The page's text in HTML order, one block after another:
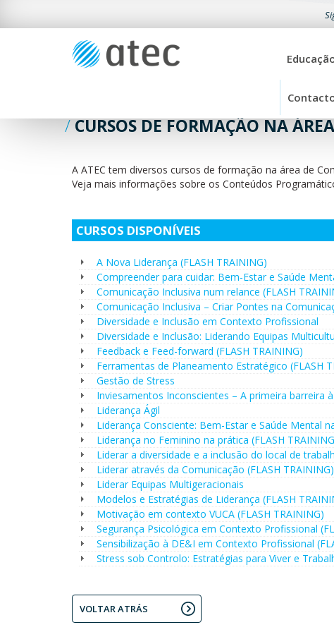
CURSOS DE FORMAÇÃO NA
A ATEC tem diversos cursos de formação na área de
Veja mais informações sobre os Conteúdos
CURSOS DISPONÍVEIS
A Nova Liderança (FLASH TRAINING)
Compreender para cuidar: Bem-Estar e Saúde
Comunicação Inclusiva num relance (FLASH
Comunicação Inclusiva – Criar Pontes na
Diversidade e Inclusão em Contexto Profissional
Diversidade e Inclusão: Liderando Equipas
Feedback e Feed-forward (FLASH TRAINING)
Ferramentas de Planeamento Estratégico (FLASH
Gestão de Stress
Inviesamentos Inconscientes – A primeira barreira
Liderança Ágil
Liderança Consciente: Bem-Estar e Saúde Mental
Liderança no Feminino na prática (FLASH
Liderar a diversidade e a inclusão do local de
Liderar através da Comunicação (FLASH TRAINING)
Liderar Equipas Multigeracionais
Modelos e Estratégias de Liderança (FLASH
Motivação em contexto VUCA (FLASH TRAINING)
Segurança Psicológica em Contexto Profissional
Sensibilização à DE&I em Contexto Profissional
Stress sob Controlo: Estratégias para Viver e
VOLTAR ATRÁS